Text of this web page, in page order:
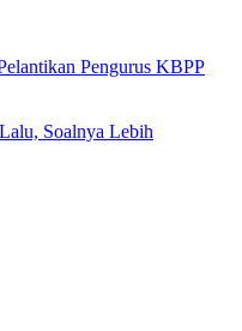
Pengurus KBPP
Soalnya Lebih